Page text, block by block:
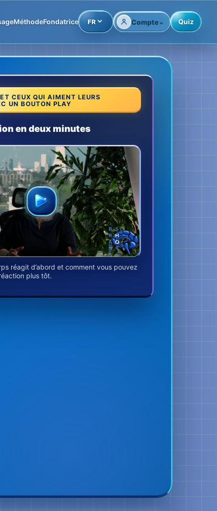
MéthodeFondatrice FR Compte⌄ Quiz
CEUX QUI AIMENT LEURS
UN BOUTON PLAY
en deux minutes
réagit d’abord et comment vous pouvez
plus tôt.